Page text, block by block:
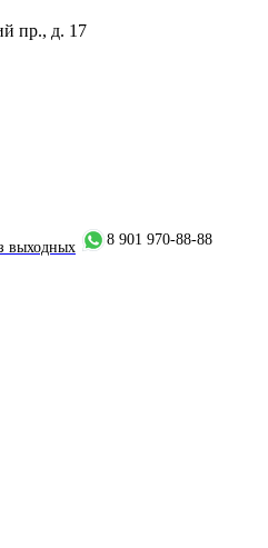
пр., д. 17
выходных
8 901 970-88-88